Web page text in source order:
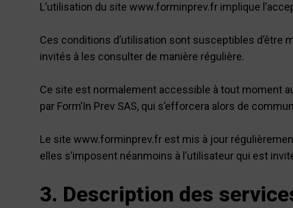
L’utilisation du site www.forminprev.fr implique
Ces conditions d’utilisation sont susceptibles
invités à les consulter de manière régulière.
Ce site est normalement accessible à tout moment
par Form’In Prev SAS, qui s’efforcera alors de
Le site www.forminprev.fr est mis à jour
elles s’imposent néanmoins à l’utilisateur qui est
3. Description des